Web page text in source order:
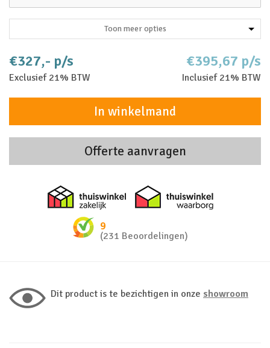
Toon meer opties
€327,- p/s
Exclusief 21% BTW
€395,67 p/s
Inclusief 21% BTW
In winkelmand
Offerte aanvragen
Thuiswinkel zakelijk
9
(231 Beoordelingen)
Dit product is te bezichtigen in onze showroom